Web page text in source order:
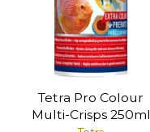
Tetra Pro Colour
Multi-Crisps 250ml